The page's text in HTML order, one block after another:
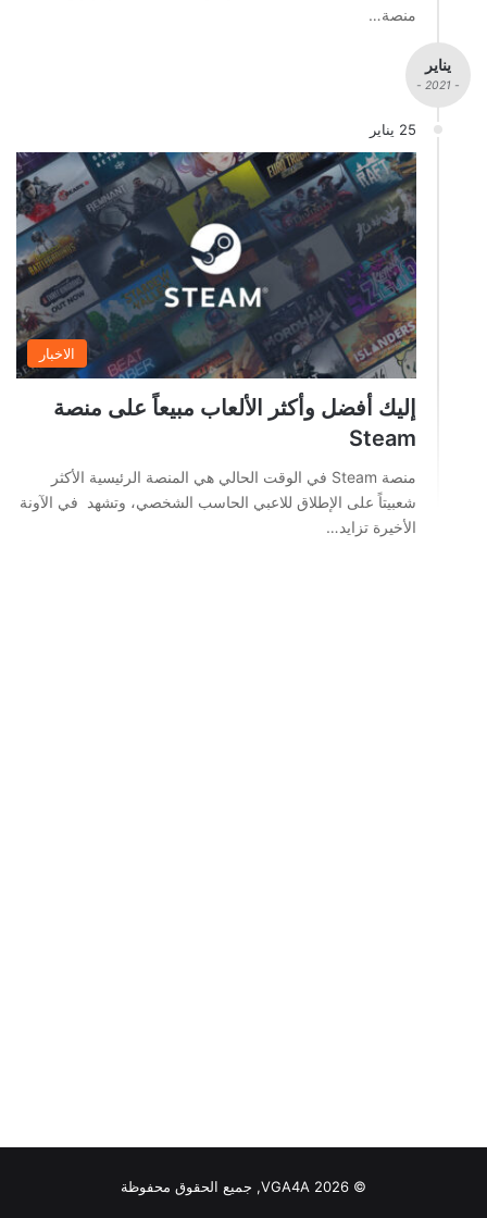
منصة…
يناير
- 2021 -
25 يناير
الاخبار
إليك أفضل وأكثر الألعاب مبيعاً على منصة
Steam
منصة Steam في الوقت الحالي هي المنصة الرئيسية الأكثر
شعبيتاً على الإطلاق للاعبي الحاسب الشخصي، وتشهد في الآونة
الأخيرة تزايد…
© VGA4A 2026, جميع الحقوق محفوظة